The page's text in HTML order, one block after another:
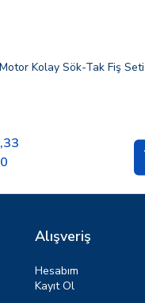
Kolay Sök-Tak Fiş Seti
Alışveriş
Hesabım
Kayıt Ol